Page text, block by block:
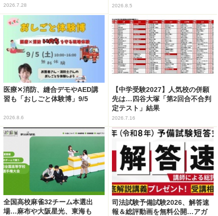
2026.7.28 2026.8.5
医療✕消防、縫合デモやAED講
習も「おしごと体験博」9/5
2026.8.6
【中学受験2027】人気校の併願
先は…四谷大塚「第2回合不合判
定テスト」結果
2026.7.16
全国高校麻雀32チーム本選出
場…麻布や大阪星光、東海も
司法試験予備試験2026、解答速
報＆総評動画を無料公開…アガ